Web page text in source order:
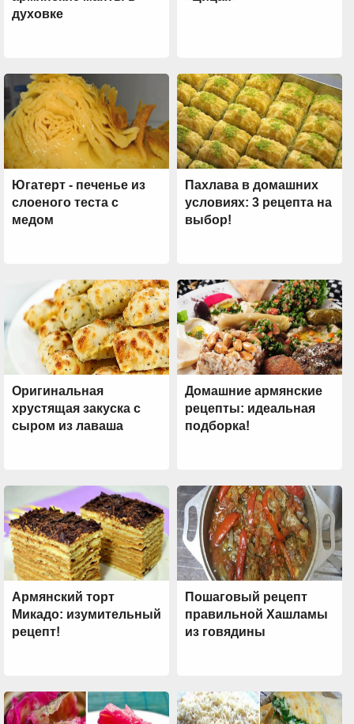
духовке
Югатерт - печенье из
слоеного теста с
медом
Пахлава в домашних
условиях: 3 рецепта на
выбор!
Оригинальная
хрустящая закуска с
сыром из лаваша
Домашние армянские
рецепты: идеальная
подборка!
Армянский торт
Микадо: изумительный
рецепт!
Пошаговый рецепт
правильной Хашламы
из говядины